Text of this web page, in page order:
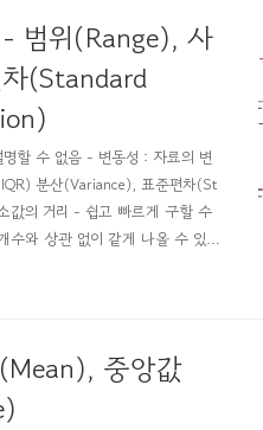
범위(Range), 사
(Standard
할 수 없음 - 변동성 : 자료의 변
분산(Variance), 표준편차(St
값의 거리 - 쉽고 빠르게 구할 수
수와 상관 없이 같게 나올 수 있음
- 양쪽 극단값에서 자료의
중앙값